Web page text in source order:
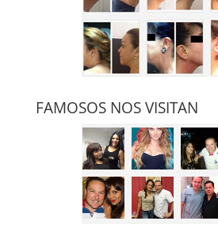
FAMOSOS NOS VISITAN